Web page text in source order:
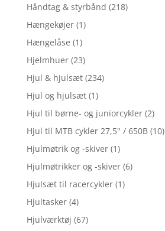
Håndtag & styrbånd (218)
Hængekøjer (1)
Hængelåse (1)
Hjelmhuer (23)
Hjul & hjulsæt (234)
Hjul og hjulsæt (1)
Hjul til børne- og juniorcykler (2)
Hjul til MTB cykler 27,5" / 650B (10)
Hjulmøtrik og -skiver (1)
Hjulmøtrikker og -skiver (6)
Hjulsæt til racercykler (1)
Hjultasker (4)
Hjulværktøj (67)